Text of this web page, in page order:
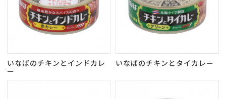
いなばのチキンとインドカレ
ー
いなばのチキンとタイカレー